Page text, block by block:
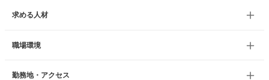
求める人材
職場環境
勤務地・アクセス